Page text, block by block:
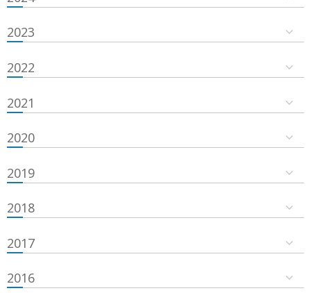
2023
2022
2021
2020
2019
2018
2017
2016